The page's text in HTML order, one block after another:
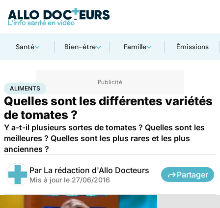
Santé Bien-être Famille Émissions
AccueilSantéAliments
ALIMENTS
Quelles sont les différentes variétés
de tomates ?
Y a-t-il plusieurs sortes de tomates ? Quelles sont les
meilleures ? Quelles sont les plus rares et les plus
anciennes ?
Par La rédaction d'Allo Docteurs
Mis à jour le 27/06/2016
Partager